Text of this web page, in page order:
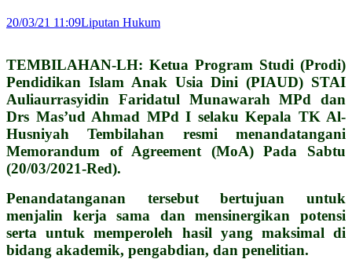
20/03/21 11:09Liputan Hukum
TEMBILAHAN-LH: Ketua Program Studi (Prodi)
Pendidikan Islam Anak Usia Dini (PIAUD) STAI
Auliaurrasyidin Faridatul Munawarah MPd dan
Drs Mas’ud Ahmad MPd I selaku Kepala TK Al-
Husniyah Tembilahan resmi menandatangani
Memorandum of Agreement (MoA) Pada Sabtu
(20/03/2021-Red).
Penandatanganan tersebut bertujuan untuk
menjalin kerja sama dan mensinergikan potensi
serta untuk memperoleh hasil yang maksimal di
bidang akademik, pengabdian, dan penelitian.